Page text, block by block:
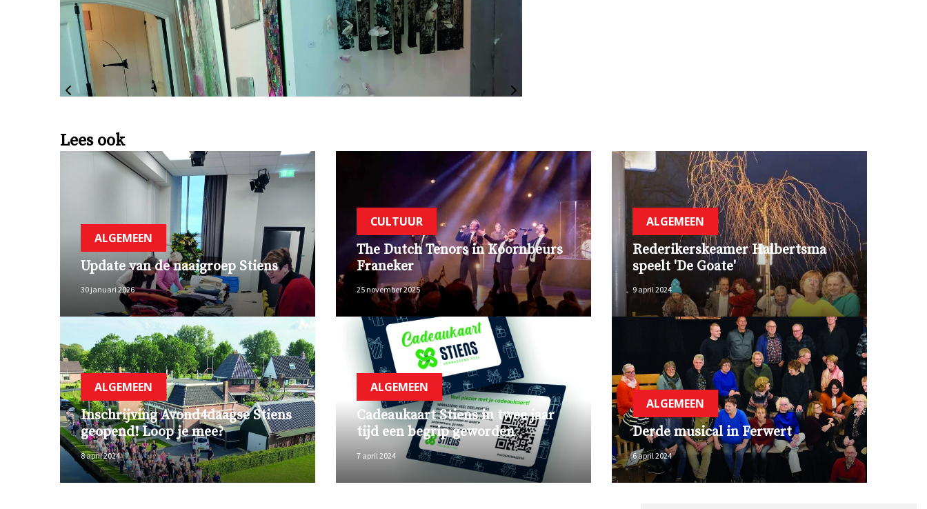
Lees ook
ALGEMEEN
Update van de naaigroep Stiens
30 januari 2026
CULTUUR
The Dutch Tenors in Koornbeurs
Franeker
25 november 2025
ALGEMEEN
Rederikerskeamer Halbertsma
speelt 'De Goate'
9 april 2024
ALGEMEEN
Inschrijving Avond4daagse Stiens
geopend! Loop je mee?
8 april 2024
ALGEMEEN
Cadeaukaart Stiens in twee jaar
tijd een begrip geworden
7 april 2024
ALGEMEEN
Derde musical in Ferwert
6 april 2024